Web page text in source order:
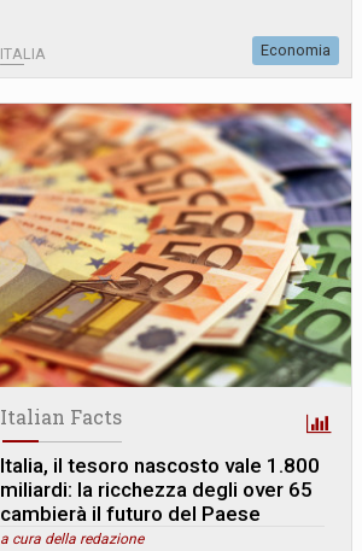
ITALIA Economia
Italian Facts
Italia, il tesoro nascosto vale 1.800
miliardi: la ricchezza degli over 65
cambierà il futuro del Paese
a cura della redazione